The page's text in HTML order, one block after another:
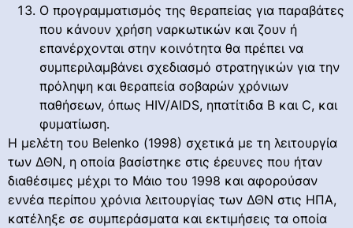
Ο προγραμματισμός της θεραπείας για παραβάτες
που κάνουν χρήση ναρκωτικών και ζουν ή
επανέρχονται στην κοινότητα θα πρέπει να
συμπεριλαμβάνει σχεδιασμό στρατηγικών για την
πρόληψη και θεραπεία σοβαρών χρόνιων
παθήσεων, όπως HIV/AIDS, ηπατίτιδα Β και C, και
φυματίωση.
Η μελέτη του Belenko (1998) σχετικά με τη λειτουργία
των ΔΘΝ, η οποία βασίστηκε στις έρευνες που ήταν
διαθέσιμες μέχρι το Μάιο του 1998 και αφορούσαν
εννέα περίπου χρόνια λειτουργίας των ΔΘΝ στις ΗΠΑ,
κατέληξε σε συμπεράσματα και εκτιμήσεις τα οποία